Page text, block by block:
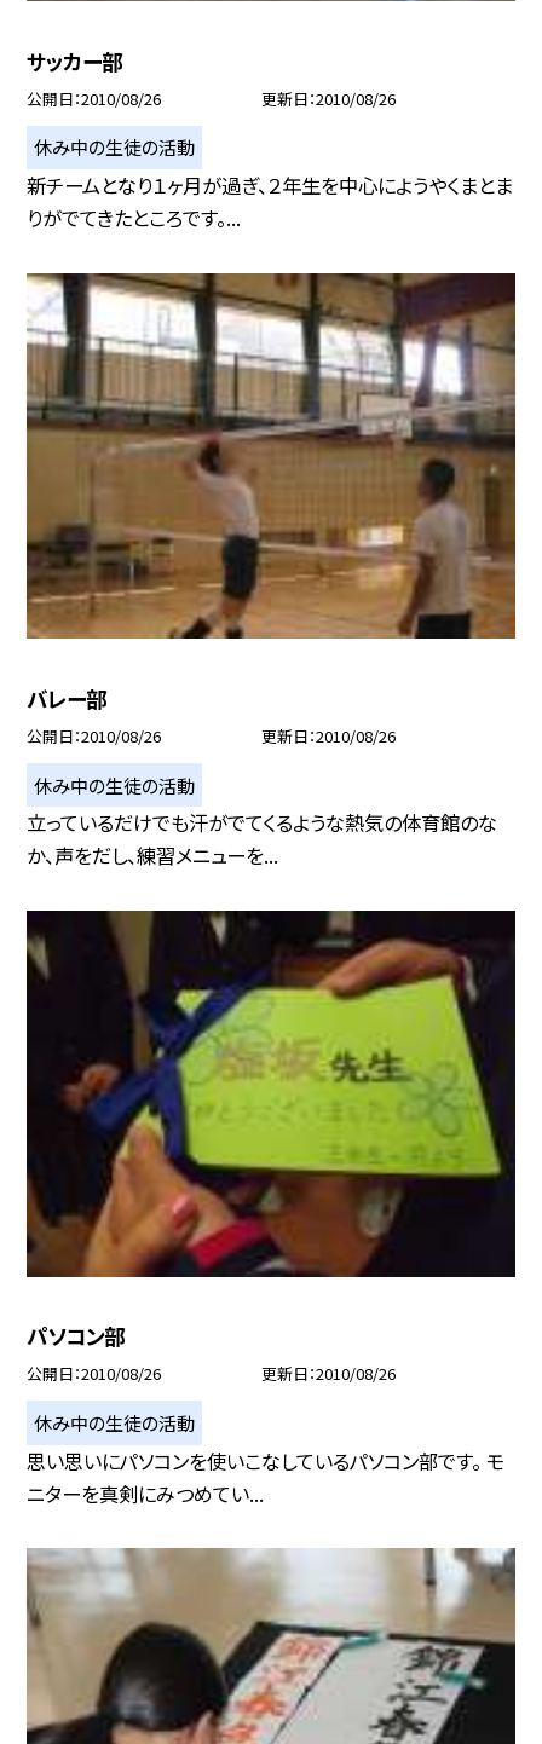
サッカー部
公開日 2010/08/26 更新日 2010/08/26
休み中の生徒の活動
新チームとなり１ヶ月が過ぎ、２年生を中心にようやくまとま
りがでてきたところです。...
バレー部
公開日 2010/08/26 更新日 2010/08/26
休み中の生徒の活動
立っているだけでも汗がでてくるような熱気の体育館のな
か、声をだし、練習メニューを...
パソコン部
公開日 2010/08/26 更新日 2010/08/26
休み中の生徒の活動
思い思いにパソコンを使いこなしているパソコン部です。 モ
ニターを真剣にみつめてい...